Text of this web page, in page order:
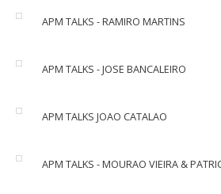
APM TALKS - RAMIRO MARTINS
APM TALKS - JOSE BANCALEIRO
APM TALKS JOAO CATALAO
APM TALKS - MOURAO VIEIRA &